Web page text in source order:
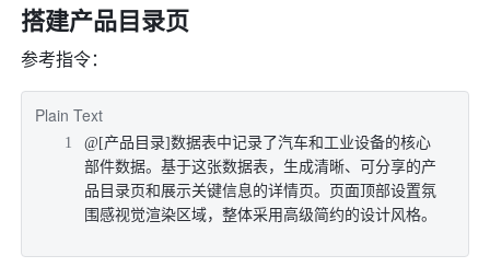
搭建产品目录页
参考指令：
Plain Text
@[产品目录]数据表中记录了汽车和工业设备的核心
部件数据。基于这张数据表，生成清晰、可分享的产
品目录页和展示关键信息的详情页。页面顶部设置氛
围感视觉渲染区域，整体采用高级简约的设计风格。